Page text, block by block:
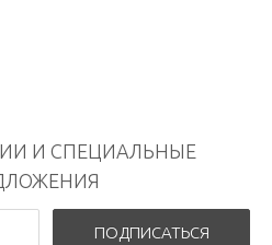
И СПЕЦИАЛЬНЫЕ
ПОДПИСАТЬСЯ